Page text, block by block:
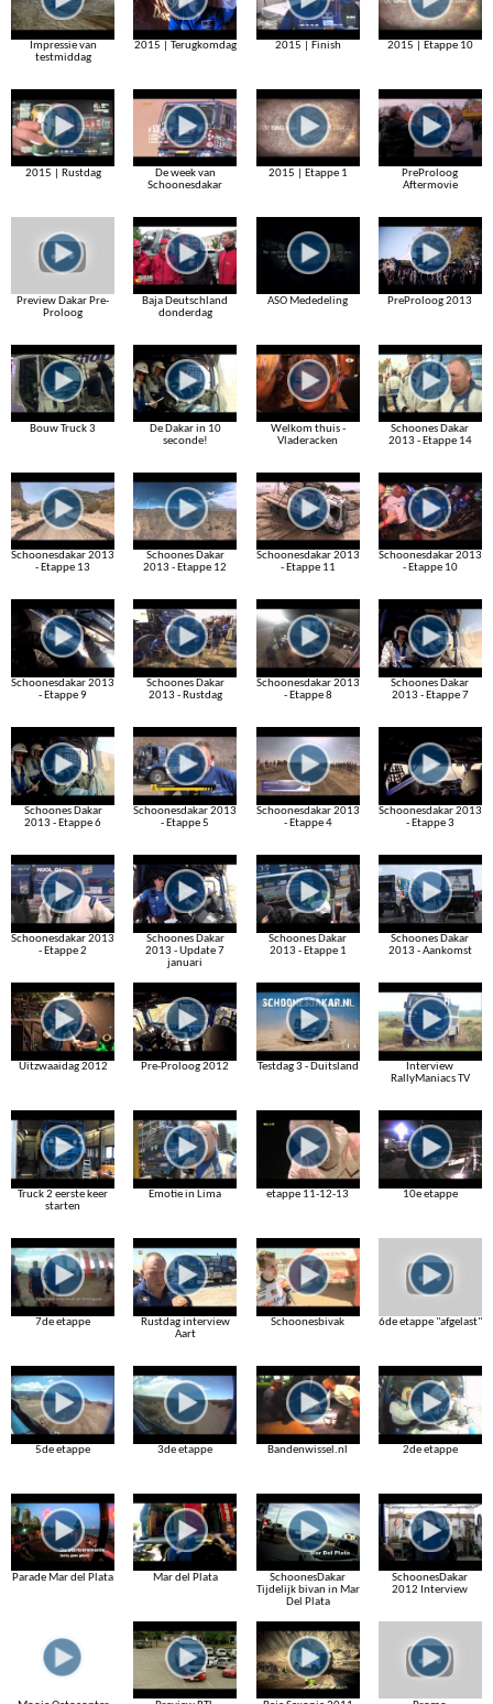
Impressie van
testmiddag
2015 | Terugkomdag 2015 | Finish 2015 | Etappe 10
2015 | Rustdag
De week van
Schoonesdakar
2015 | Etappe 1
PreProloog
Aftermovie
Preview Dakar Pre-
Proloog
Baja Deutschland
donderdag
ASO Mededeling PreProloog 2013
Bouw Truck 3
De Dakar in 10
seconde!
Welkom thuis -
Vladeracken
Schoones Dakar
2013 - Etappe 14
Schoonesdakar 2013
- Etappe 13
Schoones Dakar
2013 - Etappe 12
Schoonesdakar 2013
- Etappe 11
Schoonesdakar 2013
- Etappe 10
Schoonesdakar 2013
- Etappe 9
Schoones Dakar
2013 - Rustdag
Schoonesdakar 2013
- Etappe 8
Schoones Dakar
2013 - Etappe 7
Schoones Dakar
2013 - Etappe 6
Schoonesdakar 2013
- Etappe 5
Schoonesdakar 2013
- Etappe 4
Schoonesdakar 2013
- Etappe 3
Schoonesdakar 2013
- Etappe 2
Schoones Dakar
2013 - Update 7
januari
Schoones Dakar
2013 - Etappe 1
Schoones Dakar
2013 - Aankomst
Uitzwaaidag 2012 Pre-Proloog 2012 Testdag 3 - Duitsland
Interview
RallyManiacs TV
Truck 2 eerste keer
starten
Emotie in Lima etappe 11-12-13 10e etappe
7de etappe
Rustdag interview
Aart
Schoonesbivak 6de etappe "afgelast"
5de etappe 3de etappe Bandenwissel.nl 2de etappe
Parade Mar del Plata Mar del Plata
SchoonesDakar
Tijdelijk bivan in Mar
Del Plata
SchoonesDakar
2012 Interview